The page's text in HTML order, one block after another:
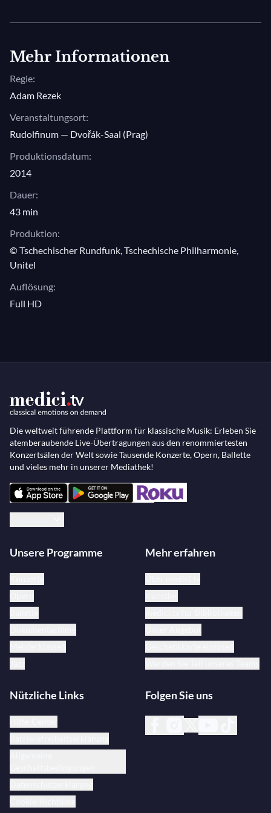
Mehr Informationen
Regie:
Adam Rezek
Veranstaltungsort:
Rudolfinum — Dvořák-Saal (Prag)
Produktionsdatum:
2014
Dauer:
43 min
Produktion:
© Tschechischer Rundfunk, Tschechische Philharmonie,
Unitel
Auflösung:
Full HD
Die weltweit führende Plattform für klassische Musik: Erleben Sie
atemberaubende Live-Übertragungen aus den renommiertesten
Konzertsälen der Welt sowie Tausende Konzerte, Opern, Ballette
und vieles mehr in unserer Mediathek!
Unsere Programme Mehr erfahren
Nützliche Links Folgen Sie uns